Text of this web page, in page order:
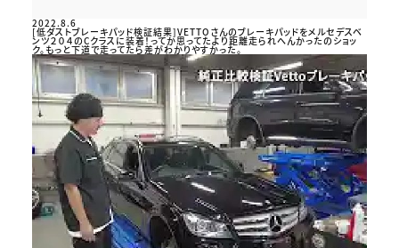
2022.8.6
[低ダストブレーキパッド検証結果]VETTOさんのブレーキパッドをメルセデスベ
ンツ２０４のCクラスに装着！ってか思ってたより距離走られへんかったのショッ
ク。もっと下道で走ってたら差がわかりやすかった。